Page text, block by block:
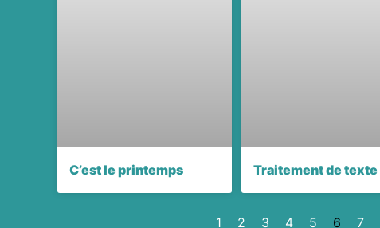
C’est le printemps Traitement de texte
1 2 3 4 5 6 7